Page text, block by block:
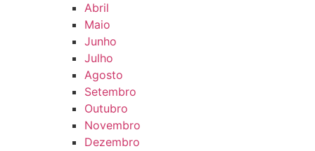
Abril
Maio
Junho
Julho
Agosto
Setembro
Outubro
Novembro
Dezembro